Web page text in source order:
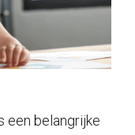
een belangrijke